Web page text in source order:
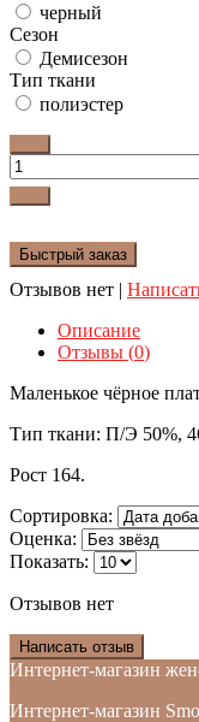
черный
Сезон
Демисезон
Тип ткани
полиэстер
Быстрый заказ
Отзывов нет |
Описание
Отзывы (0)
Маленькое чёрное
Тип ткани: П/Э 50%,
Рост 164.
Сортировка:
Оценка:
Показать:
Отзывов нет
Написать отзыв
Интернет-магазин
Интернет-магазин